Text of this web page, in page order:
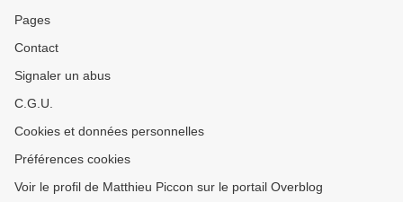
Pages
Contact
Signaler un abus
C.G.U.
Cookies et données personnelles
Préférences cookies
Voir le profil de Matthieu Piccon sur le portail Overblog